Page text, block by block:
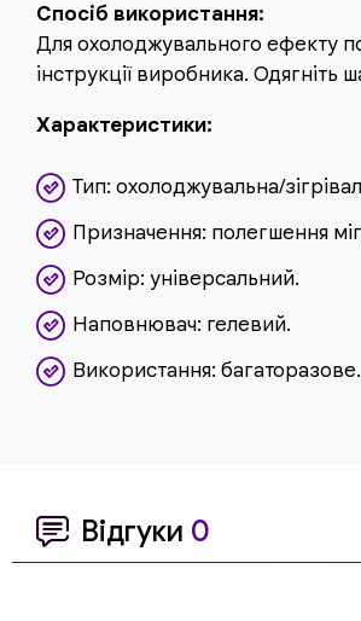
Спосіб використання:
Для охолоджувального ефекту
інструкції виробника.
Характеристики:
Тип: охолоджувальна/
Призначення: полегшення
Розмір: універсальний.
Наповнювач: гелевий.
Використання: багаторазове.
Відгуки 0